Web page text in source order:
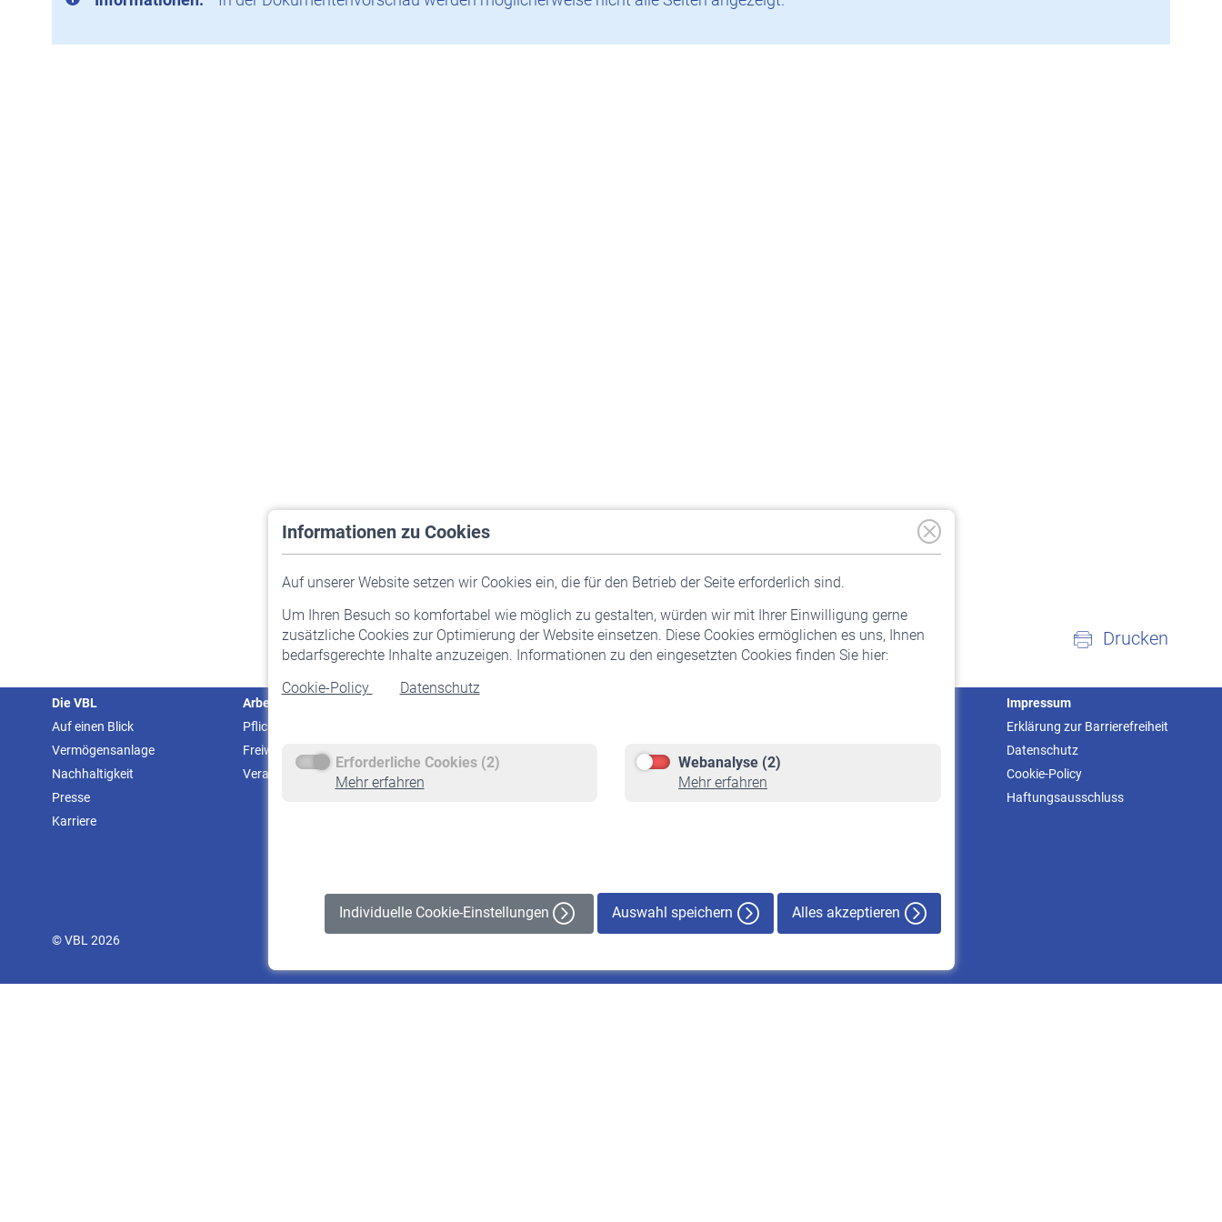
Informationen zu Cookies
Auf unserer Website setzen wir Cookies ein, die für den Betrieb der Seite erforderlich sind.
Um Ihren Besuch so komfortabel wie möglich zu gestalten, würden wir mit Ihrer Einwilligung gerne
zusätzliche Cookies zur Optimierung der Website einsetzen. Diese Cookies ermöglichen es uns, Ihnen
bedarfsgerechte Inhalte anzuzeigen. Informationen zu den eingesetzten Cookies finden Sie hier:
Cookie-Policy
Datenschutz
Erforderliche Cookies (2)
Mehr erfahren
Webanalyse (2)
Mehr erfahren
Individuelle Cookie-Einstellungen Auswahl speichern Alles akzeptieren
Drucken
Die VBL
Auf einen Blick
Vermögensanlage
Nachhaltigkeit
Presse
Karriere
Arbeitgeber
Pflichtversicherung
Freiwillige Versicherung
Veranstaltungen
Staatliche Förderung
Rente beantragen
Rentenauszahlung
Impressum
Erklärung zur Barrierefreiheit
Datenschutz
Cookie-Policy
Haftungsausschluss
© VBL 2026